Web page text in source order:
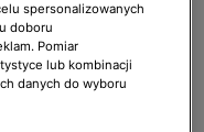
spersonalizowanych
doboru
Pomiar
lub kombinacji
danych do wyboru